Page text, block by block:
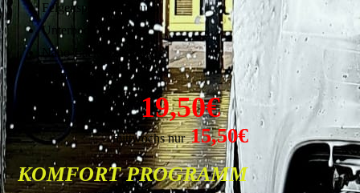
Felgenspezialreinigung
Unterbodenwäsche
Nano-Lackversiegelung
Glanztrockner
19,50€
mittwochs nur15,50€
KOMFORT PROGRAMM